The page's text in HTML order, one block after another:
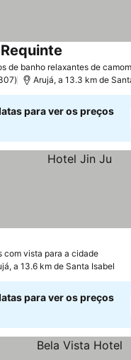
de banho relaxantes de
Arujá, a 13.3 km de
para ver os preços
com vista para a cidade
a 13.6 km de Santa Isabel
para ver os preços